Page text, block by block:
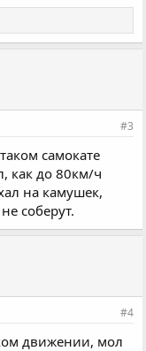
#3
самокате
как до 80км/ч
на камушек,
соберут.
#4
движении, мол